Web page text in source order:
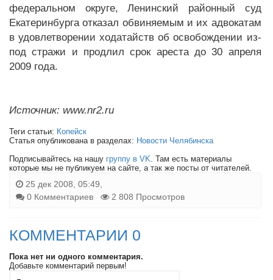
федеральном округе, Ленинский районный суд
Екатеринбурга отказал обвиняемым и их адвокатам
в удовлетворении ходатайств об освобождении из-
под стражи и продлил срок ареста до 30 апреля
2009 года.
Источник: www.nr2.ru
Теги статьи: Копейск
Статья опубликована в разделах: Новости Челябинска
Подписывайтесь на нашу группу в VK. Там есть материалы
которые мы не публикуем на сайте, а так же посты от читателей.
25 дек 2008, 05:49,
0 Комментариев
2 808 Просмотров
КОММЕНТАРИИ 0
Пока нет ни одного комментария.
Добавьте комментарий первым!